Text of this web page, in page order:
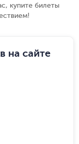
купите билеты
на сайте